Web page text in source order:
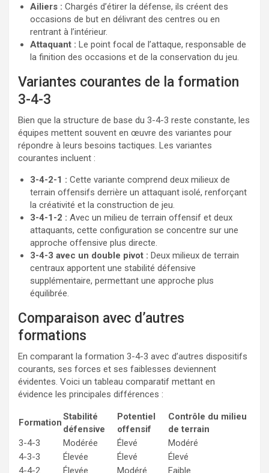
Ailiers : Chargés d’étirer la défense, ils créent des
occasions de but en délivrant des centres ou en
rentrant à l’intérieur.
Attaquant : Le point focal de l’attaque, responsable de
la finition des occasions et de la conservation du jeu.
Variantes courantes de la formation
3-4-3
Bien que la structure de base du 3-4-3 reste constante, les
équipes mettent souvent en œuvre des variantes pour
répondre à leurs besoins tactiques. Les variantes
courantes incluent :
3-4-2-1 : Cette variante comprend deux milieux de
terrain offensifs derrière un attaquant isolé, renforçant
la créativité et la construction de jeu.
3-4-1-2 : Avec un milieu de terrain offensif et deux
attaquants, cette configuration se concentre sur une
approche offensive plus directe.
3-4-3 avec un double pivot : Deux milieux de terrain
centraux apportent une stabilité défensive
supplémentaire, permettant une approche plus
équilibrée.
Comparaison avec d’autres
formations
En comparant la formation 3-4-3 avec d’autres dispositifs
courants, ses forces et ses faiblesses deviennent
évidentes. Voici un tableau comparatif mettant en
évidence les principales différences :
Formation
Stabilité
défensive
Potentiel
offensif
Contrôle du milieu
de terrain
3-4-3
Modérée Élevé
Modéré
4-3-3
Élevée Élevé
Élevé
4-4-2
Élevée Modéré Faible